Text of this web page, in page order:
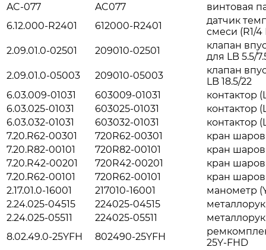
AC-077
AC077
винтовая
6.12.000-R2401
612000-R2401
датчик
смеси (R1/4
2.09.01.0-02501
209010-02501
клапан
для LB 5.5/
2.09.01.0-05003
209010-05003
клапан
LB 18.5/22
6.03.009-01031
603009-01031
контактор
6.03.025-01031
603025-01031
контактор
6.03.032-01031
603032-01031
контактор
7.20.R62-00301
720R62-00301
кран
7.20.R82-00101
720R82-00101
кран
7.20.R42-00201
720R42-00201
кран
7.20.R62-00101
720R62-00101
кран
2.17.01.0-16001
217010-16001
манометр
2.24.025-04515
224025-04515
2.24.025-05511
224025-05511
8.02.49.0-25YFH
802490-25YFH
25Y-FHD